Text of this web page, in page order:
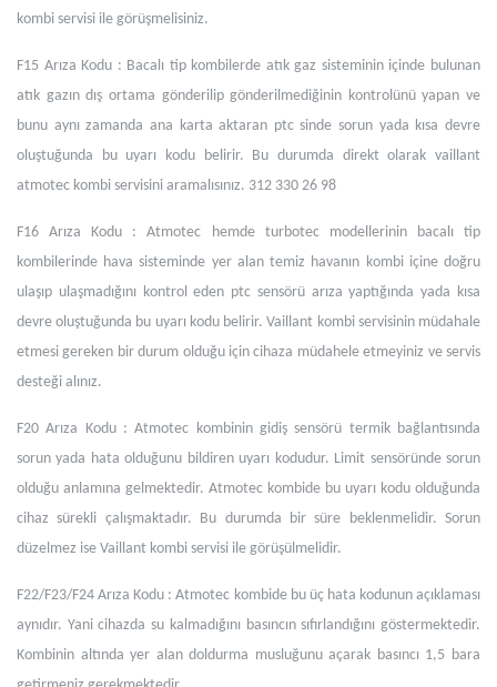
kombi servisi ile görüşmelisiniz.
F15 Arıza Kodu : Bacalı tip kombilerde atık gaz sisteminin içinde bulunan
atık gazın dış ortama gönderilip gönderilmediğinin kontrolünü yapan ve
bunu aynı zamanda ana karta aktaran ptc sinde sorun yada kısa devre
oluştuğunda bu uyarı kodu belirir. Bu durumda direkt olarak vaillant
atmotec kombi servisini aramalısınız. 312 330 26 98
F16 Arıza Kodu : Atmotec hemde turbotec modellerinin bacalı tip
kombilerinde hava sisteminde yer alan temiz havanın kombi içine doğru
ulaşıp ulaşmadığını kontrol eden ptc sensörü arıza yaptığında yada kısa
devre oluştuğunda bu uyarı kodu belirir. Vaillant kombi servisinin müdahale
etmesi gereken bir durum olduğu için cihaza müdahele etmeyiniz ve servis
desteği alınız.
F20 Arıza Kodu : Atmotec kombinin gidiş sensörü termik bağlantısında
sorun yada hata olduğunu bildiren uyarı kodudur. Limit sensöründe sorun
olduğu anlamına gelmektedir. Atmotec kombide bu uyarı kodu olduğunda
cihaz sürekli çalışmaktadır. Bu durumda bir süre beklenmelidir. Sorun
düzelmez ise Vaillant kombi servisi ile görüşülmelidir.
F22/F23/F24 Arıza Kodu : Atmotec kombide bu üç hata kodunun açıklaması
aynıdır. Yani cihazda su kalmadığını basıncın sıfırlandığını göstermektedir.
Kombinin altında yer alan doldurma musluğunu açarak basıncı 1,5 bara